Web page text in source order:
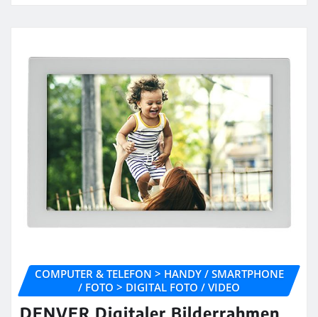
COMPUTER & TELEFON > HANDY / SMARTPHONE
/ FOTO > DIGITAL FOTO / VIDEO
DENVER Digitaler Bilderrahmen